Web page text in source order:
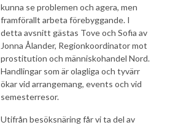
kunna se problemen och agera, men
framförallt arbeta förebyggande. I
detta avsnitt gästas Tove och Sofia av
Jonna Ålander, Regionkoordinator mot
prostitution och människohandel Nord.
Handlingar som är olagliga och tyvärr
ökar vid arrangemang, events och vid
semesterresor.
Utifrån besöksnäring får vi ta del av